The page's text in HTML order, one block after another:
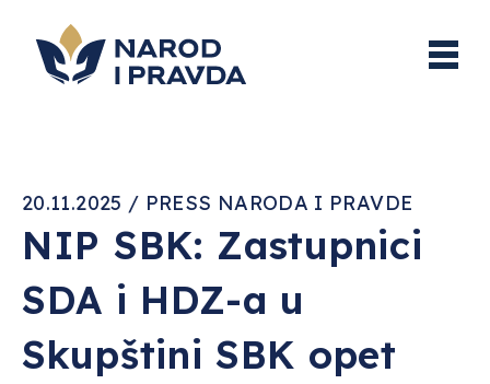
20.11.2025 / PRESS NARODA I PRAVDE
NIP SBK: Zastupnici
SDA i HDZ-a u
Skupštini SBK opet